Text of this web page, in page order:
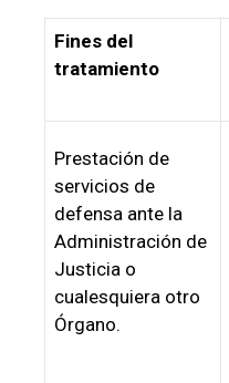
Fines del
tratamiento
Prestación de
servicios de
defensa ante la
Administración de
Justicia o
cualesquiera otro
Órgano.